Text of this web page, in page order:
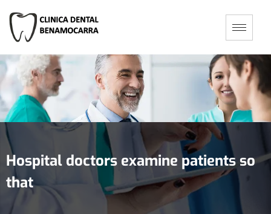
Hospital doctors examine patients so
that